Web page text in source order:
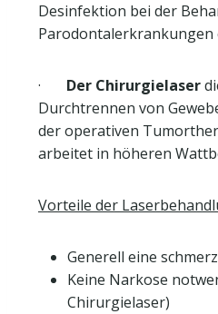
Desinfektion bei der
Parodontalerkrankungen
· Der Chirurgielaser
Durchtrennen von
der operativen
arbeitet in höheren
Vorteile der
Generell eine
Keine Narkose
Chirurgielaser)